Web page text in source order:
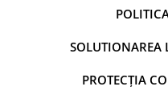
PROTECȚIA